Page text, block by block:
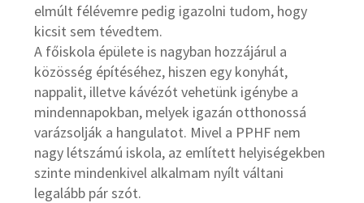
elmúlt félévemre pedig igazolni tudom, hogy
kicsit sem tévedtem.
A főiskola épülete is nagyban hozzájárul a
közösség építéséhez, hiszen egy konyhát,
nappalit, illetve kávézót vehetünk igénybe a
mindennapokban, melyek igazán otthonossá
varázsolják a hangulatot. Mivel a PPHF nem
nagy létszámú iskola, az említett helyiségekben
szinte mindenkivel alkalmam nyílt váltani
legalább pár szót.